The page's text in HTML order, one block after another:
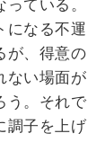
ている。
になる不運
が、得意の
ない場面が
う。それで
調子を上げ